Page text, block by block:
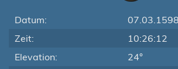
Datum:
07.03.1598
Zeit:
10:26:12
Elevation:
24°